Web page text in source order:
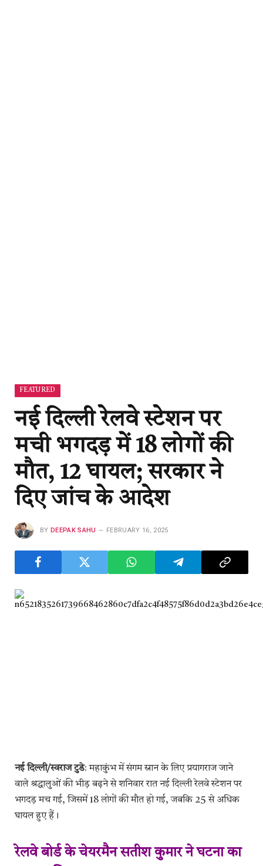
FEATURED
नई दिल्ली रेलवे स्टेशन पर
मची भगदड़ में 18 लोगों की
मौत, 12 घायल; सरकार ने
दिए जांच के आदेश
BY DEEPAK SAHU FEBRUARY 16, 2025
नई दिल्ली/स्वराज टुडे: महाकुंभ में संगम स्नान के लिए प्रयागराज जाने
वाले श्रद्धालुओं की भीड़ बढ़ने से शनिवार रात नई दिल्ली रेलवे स्टेशन पर
भगदड़ मच गई, जिसमें 18 लोगों की मौत हो गई, जबकि 25 से अधिक
घायल हुए हैं।
रेलवे बोर्ड के चेयरमैन सतीश कुमार ने घटना का